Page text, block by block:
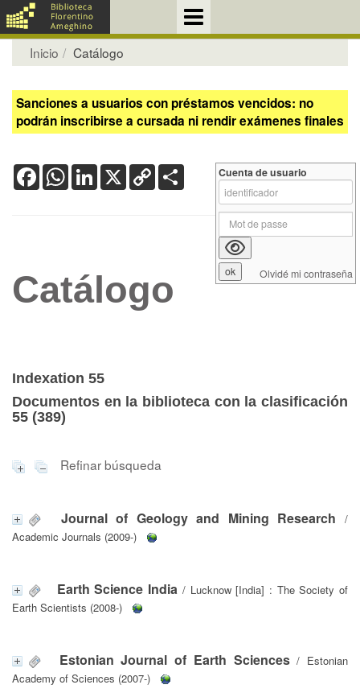
Inicio Catálogo
Sanciones a usuarios con préstamos vencidos: no
podrán inscribirse a cursada ni rendir exámenes finales
FacebookWhatsApp
LinkedIn
X Copy
Link
Catálogo
Indexation 55
Documentos en la biblioteca con la clasificación
55 (389)
Refinar búsqueda
Journal of Geology and Mining Research /
Academic Journals (2009-)
Earth Science India / Lucknow [India] : The Society of
Earth Scientists (2008-)
Estonian Journal of Earth Sciences/ Estonian
Academy of Sciences (2007-)
Cuenta de usuario
Olvidé mi contraseña